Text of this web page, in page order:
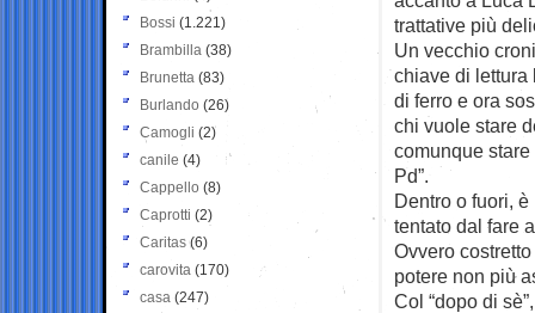
trattative più
Un vecchio
chiave di
di ferro e ora
chi vuole stare
comunque stare
Pd”.
Dentro o fuori,
tentato dal fare
Ovvero
potere non più
Col “dopo di
Bossi (1.221)
Brambilla (38)
Brunetta (83)
Burlando (26)
Camogli (2)
canile (4)
Cappello (8)
Caprotti (2)
Caritas (6)
carovita (170)
casa (247)